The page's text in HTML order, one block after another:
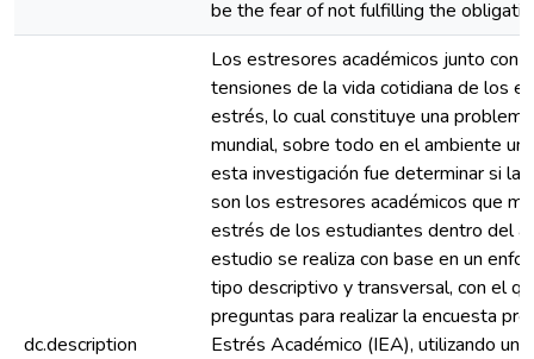
be the fear of not fulfilling the
dc.description
Los estresores académicos junto con
tensiones de la vida cotidiana de los
estrés, lo cual constituye una
mundial, sobre todo en el ambiente
esta investigación fue determinar si
son los estresores académicos que
estrés de los estudiantes dentro del
estudio se realiza con base en un
tipo descriptivo y transversal, con el
preguntas para realizar la encuesta
Estrés Académico (IEA), utilizando